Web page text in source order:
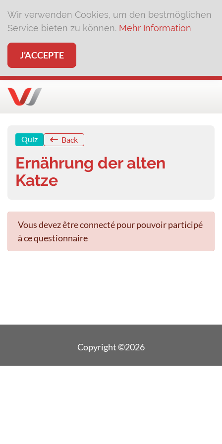
Wir verwenden Cookies, um den bestmöglichen
Service bieten zu können. Mehr Information
J’ACCEPTE
Quiz Back
Ernährung der alten
Katze
Vous devez être connecté pour pouvoir participé
à ce questionnaire
Copyright ©2026